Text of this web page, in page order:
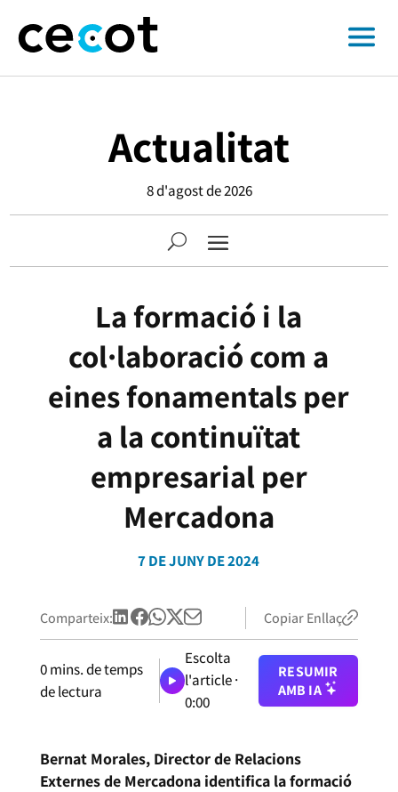
Actualitat
8 d'agost de 2026
La formació i la
col·laboració com a
eines fonamentals per
a la continuïtat
empresarial per
Mercadona
7 DE JUNY DE 2024
Comparteix: Copiar Enllaç
0mins. de temps
de lectura
Escolta
l'article ·
0:00
RESUMIR
AMB IA
Bernat Morales, Director de Relacions
Externes de Mercadona identifica la formació